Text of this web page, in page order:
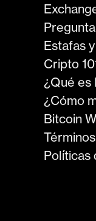
Estafas
Cripto
¿Qué es
¿Cómo
Bitcoin
Políticas